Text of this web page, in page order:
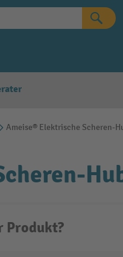
Ameise® Elektrische Scheren-
Produkt?